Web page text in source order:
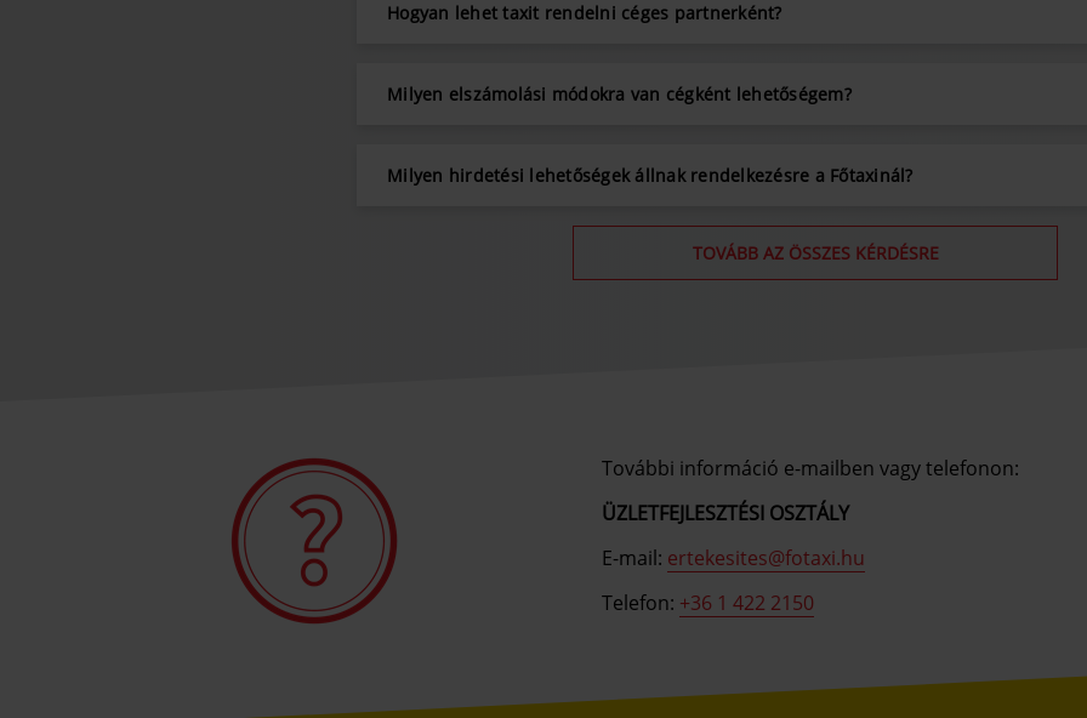
Hogyan lehet taxit rendelni céges partnerként?
Milyen elszámolási módokra van cégként lehetőségem?
Milyen hirdetési lehetőségek állnak rendelkezésre a Főtaxinál?
TOVÁBB AZ ÖSSZES KÉRDÉSRE
További információ e-mailben vagy telefonon:
ÜZLETFEJLESZTÉSI OSZTÁLY
E-mail: ertekesites@fotaxi.hu
Telefon: +36 1 422 2150